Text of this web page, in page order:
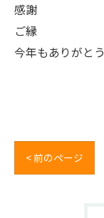
感謝
ご縁
今年もありがとう
< 前のページ